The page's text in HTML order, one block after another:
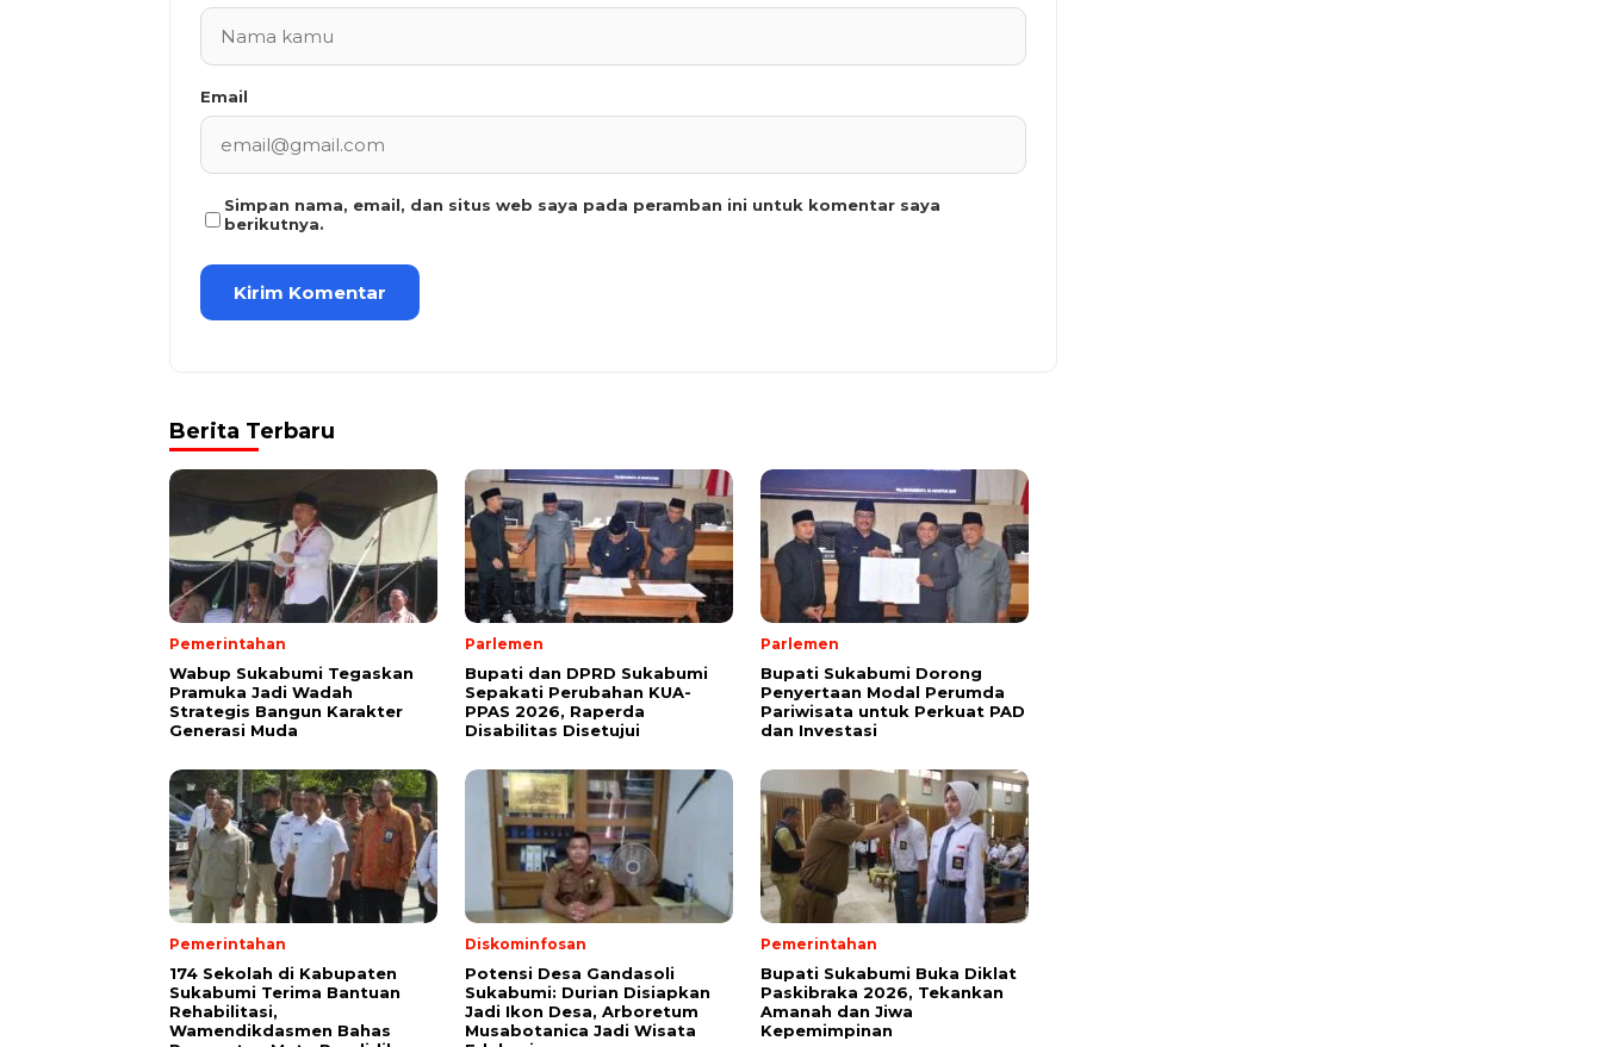
Email
Simpan nama, email, dan situs web saya pada peramban ini untuk komentar saya
berikutnya.
Berita Terbaru
Pemerintahan
Wabup Sukabumi Tegaskan
Pramuka Jadi Wadah
Strategis Bangun Karakter
Generasi Muda
Parlemen
Bupati dan DPRD Sukabumi
Sepakati Perubahan KUA-
PPAS 2026, Raperda
Disabilitas Disetujui
Parlemen
Bupati Sukabumi Dorong
Penyertaan Modal Perumda
Pariwisata untuk Perkuat PAD
dan Investasi
Pemerintahan
174 Sekolah di Kabupaten
Sukabumi Terima Bantuan
Rehabilitasi,
Wamendikdasmen Bahas
Diskominfosan
Potensi Desa Gandasoli
Sukabumi: Durian Disiapkan
Jadi Ikon Desa, Arboretum
Musabotanica Jadi Wisata
Pemerintahan
Bupati Sukabumi Buka Diklat
Paskibraka 2026, Tekankan
Amanah dan Jiwa
Kepemimpinan